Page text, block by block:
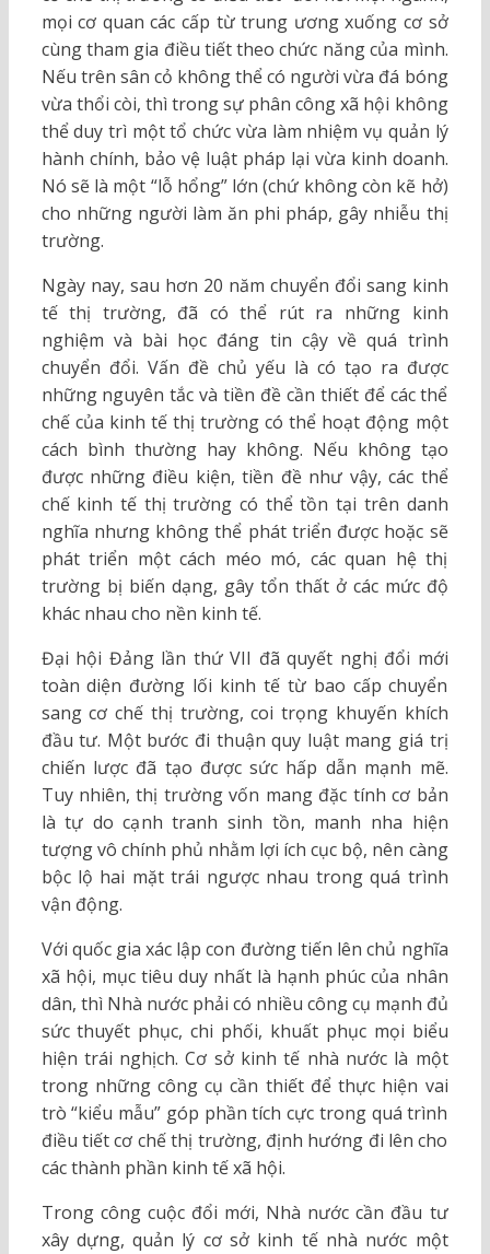
mọi cơ quan các cấp từ trung ương xuống cơ sở
cùng tham gia điều tiết theo chức năng của mình.
Nếu trên sân cỏ không thể có người vừa đá bóng
vừa thổi còi, thì trong sự phân công xã hội không
thể duy trì một tổ chức vừa làm nhiệm vụ quản lý
hành chính, bảo vệ luật pháp lại vừa kinh doanh.
Nó sẽ là một “lỗ hổng” lớn (chứ không còn kẽ hở)
cho những người làm ăn phi pháp, gây nhiễu thị
trường.
Ngày nay, sau hơn 20 năm chuyển đổi sang kinh
tế thị trường, đã có thể rút ra những kinh
nghiệm và bài học đáng tin cậy về quá trình
chuyển đổi. Vấn đề chủ yếu là có tạo ra được
những nguyên tắc và tiền đề cần thiết để các thể
chế của kinh tế thị trường có thể hoạt động một
cách bình thường hay không. Nếu không tạo
được những điều kiện, tiền đề như vậy, các thể
chế kinh tế thị trường có thể tồn tại trên danh
nghĩa nhưng không thể phát triển được hoặc sẽ
phát triển một cách méo mó, các quan hệ thị
trường bị biến dạng, gây tổn thất ở các mức độ
khác nhau cho nền kinh tế.
Đại hội Đảng lần thứ VII đã quyết nghị đổi mới
toàn diện đường lối kinh tế từ bao cấp chuyển
sang cơ chế thị trường, coi trọng khuyến khích
đầu tư. Một bước đi thuận quy luật mang giá trị
chiến lược đã tạo được sức hấp dẫn mạnh mẽ.
Tuy nhiên, thị trường vốn mang đặc tính cơ bản
là tự do cạnh tranh sinh tồn, manh nha hiện
tượng vô chính phủ nhằm lợi ích cục bộ, nên càng
bộc lộ hai mặt trái ngược nhau trong quá trình
vận động.
Với quốc gia xác lập con đường tiến lên chủ nghĩa
xã hội, mục tiêu duy nhất là hạnh phúc của nhân
dân, thì Nhà nước phải có nhiều công cụ mạnh đủ
sức thuyết phục, chi phối, khuất phục mọi biểu
hiện trái nghịch. Cơ sở kinh tế nhà nước là một
trong những công cụ cần thiết để thực hiện vai
trò “kiểu mẫu” góp phần tích cực trong quá trình
điều tiết cơ chế thị trường, định hướng đi lên cho
các thành phần kinh tế xã hội.
Trong công cuộc đổi mới, Nhà nước cần đầu tư
xây dựng, quản lý cơ sở kinh tế nhà nước một